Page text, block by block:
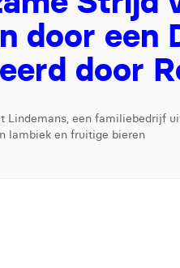
door een
door
Lindemans, een familiebedrijf
lambiek en fruitige bieren